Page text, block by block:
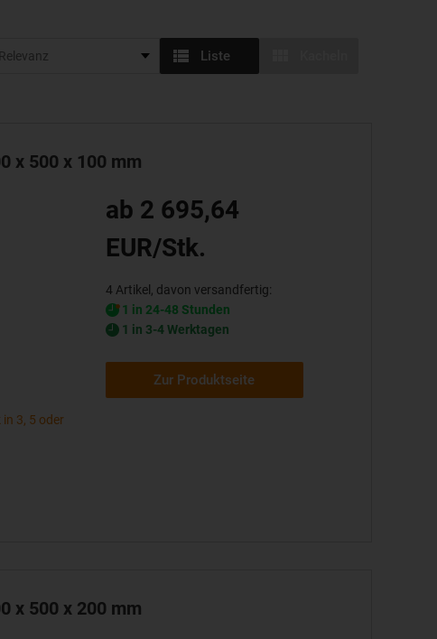
Liste
x 500 x 100 mm
3, 5 oder
ab 2 695,64
EUR/Stk.
4 Artikel, davon versandfertig:
1 in 24-48 Stunden
1 in 3-4 Werktagen
Zur Produktseite
x 500 x 200 mm